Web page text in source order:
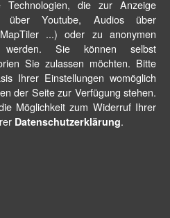
die zur Anzeige
über Youtube, Audios über
...) oder zu anonymen
werden. Sie können selbst
Sie zulassen möchten. Bitte
Ihrer Einstellungen womöglich
der Seite zur Verfügung stehen.
Möglichkeit zum Widerruf Ihrer
Datenschutzerklärung.